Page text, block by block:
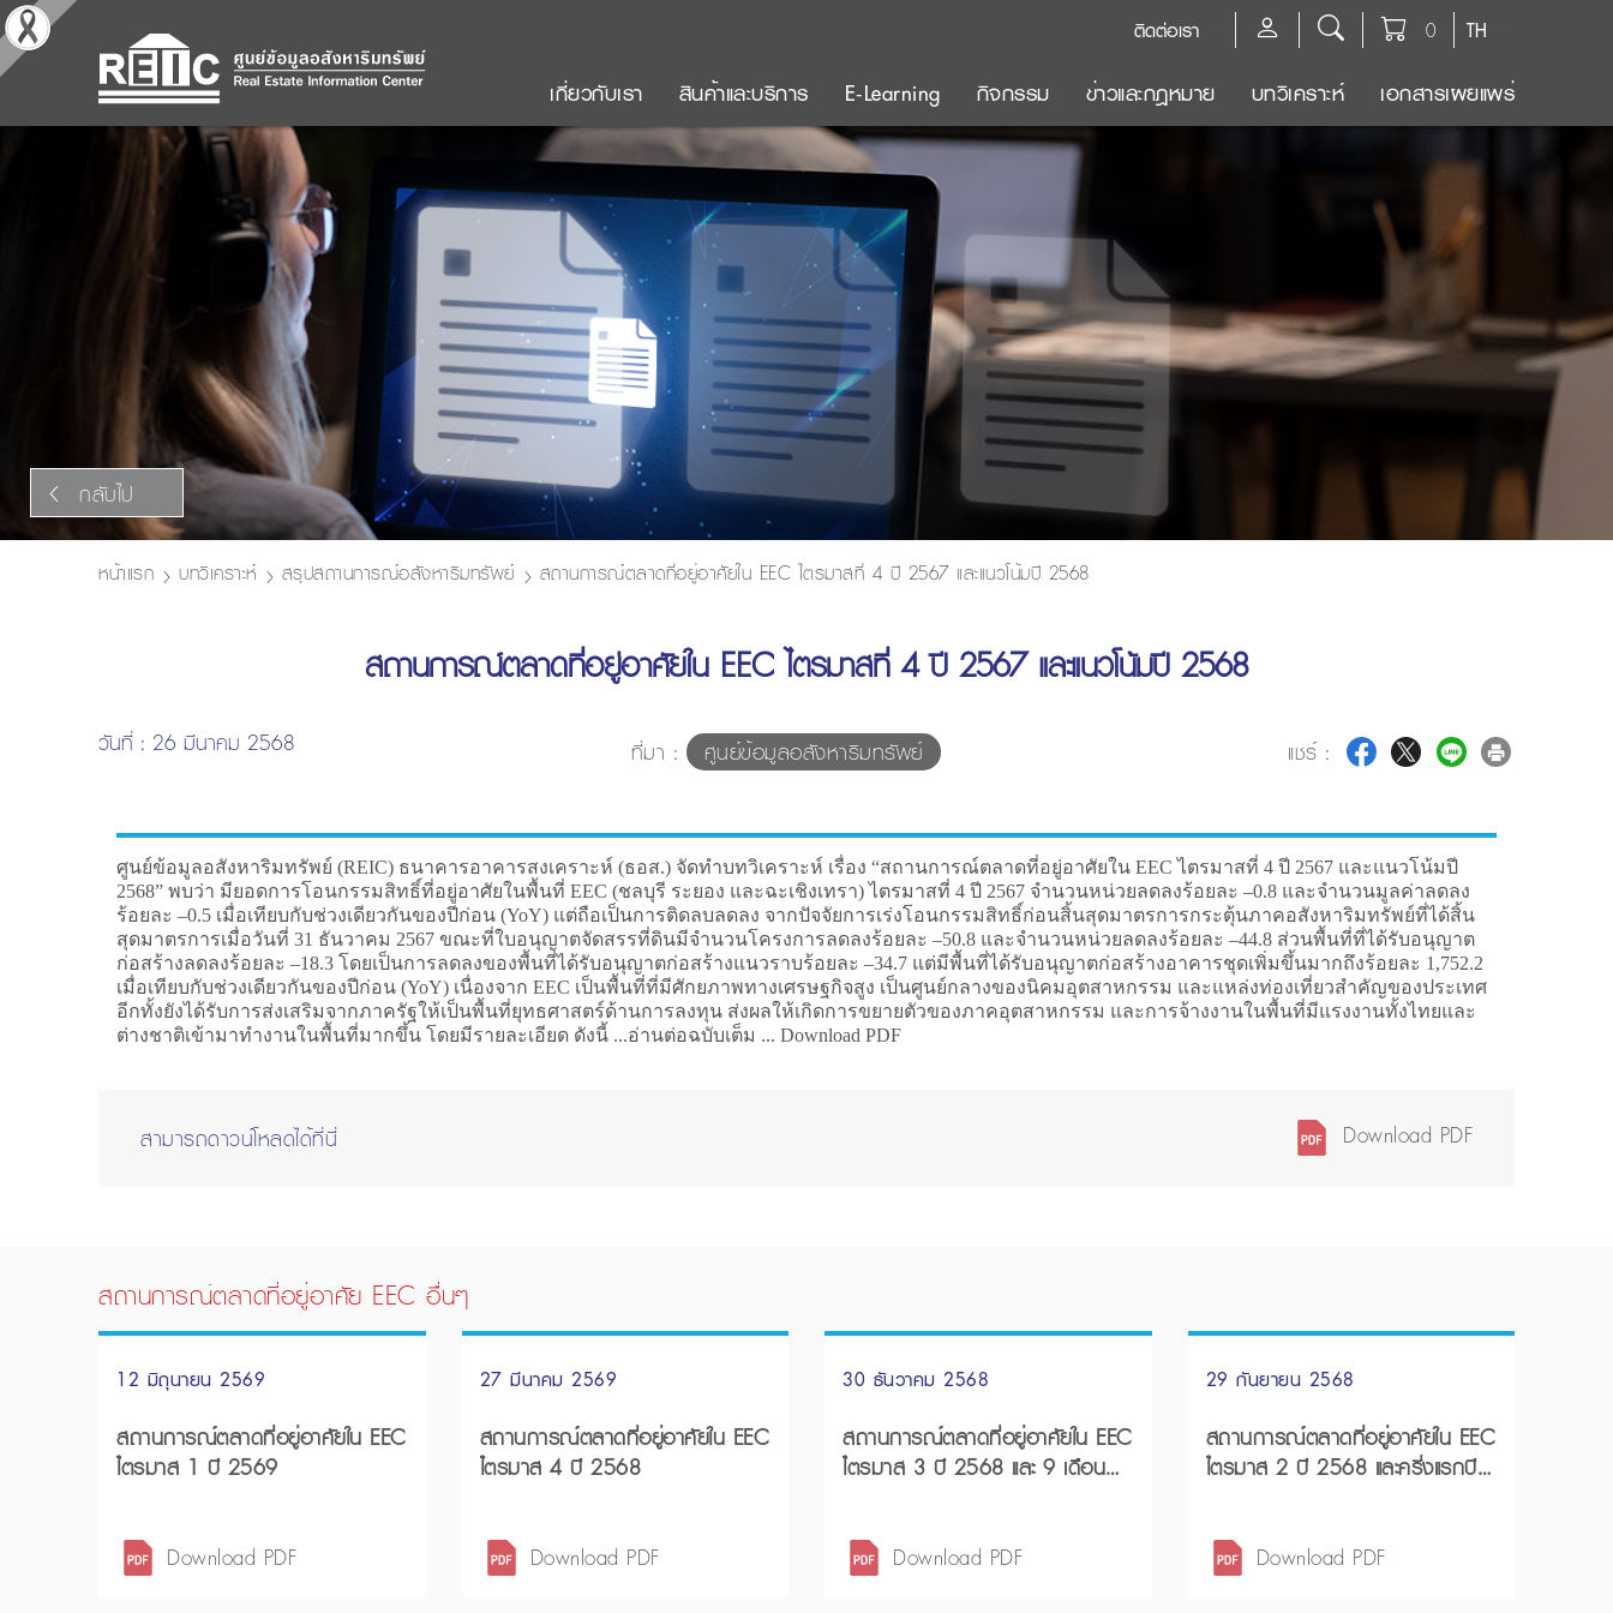
TH
0
ติดต่อเรา
เกี่ยวกับเรา สินค้าและบริการ E-Learning กิจกรรม ข่าวและกฎหมาย บทวิเคราะห์ เอกสารเผยแพร่
กลับไป
หน้าแรก บทวิเคราะห์ สรุปสถานการณ์อสังหาริมทรัพย์ สถานการณ์ตลาดที่อยู่อาศัยใน EEC ไตรมาสที่ 4 ปี 2567 และแนวโน้มปี 2568
สถานการณ์ตลาดที่อยู่อาศัยใน EEC ไตรมาสที่ 4 ปี 2567 และแนวโน้มปี 2568
วันที่ : 26 มีนาคม 2568 ที่มา : ศูนย์ข้อมูลอสังหาริมทรัพย์ แชร์ :
ศูนย์ข้อมูลอสังหาริมทรัพย์ (REIC) ธนาคารอาคารสงเคราะห์ (ธอส.) จัดทำบทวิเคราะห์ เรื่อง “สถานการณ์ตลาดที่อยู่อาศัยใน EEC ไตรมาสที่ 4 ปี 2567 และแนวโน้มปี
2568” พบว่า มียอดการโอนกรรมสิทธิ์ที่อยู่อาศัยในพื้นที่ EEC (ชลบุรี ระยอง และฉะเชิงเทรา) ไตรมาสที่ 4 ปี 2567 จำนวนหน่วยลดลงร้อยละ –0.8 และจำนวนมูลค่าลดลง
ร้อยละ –0.5 เมื่อเทียบกับช่วงเดียวกันของปีก่อน (YoY) แต่ถือเป็นการติดลบลดลง จากปัจจัยการเร่งโอนกรรมสิทธิ์ก่อนสิ้นสุดมาตรการกระตุ้นภาคอสังหาริมทรัพย์ที่ได้สิ้น
สุดมาตรการเมื่อวันที่ 31 ธันวาคม 2567 ขณะที่ใบอนุญาตจัดสรรที่ดินมีจำนวนโครงการลดลงร้อยละ –50.8 และจำนวนหน่วยลดลงร้อยละ –44.8 ส่วนพื้นที่ที่ได้รับอนุญาต
ก่อสร้างลดลงร้อยละ –18.3 โดยเป็นการลดลงของพื้นที่ได้รับอนุญาตก่อสร้างแนวราบร้อยละ –34.7 แต่มีพื้นที่ได้รับอนุญาตก่อสร้างอาคารชุดเพิ่มขึ้นมากถึงร้อยละ 1,752.2
เมื่อเทียบกับช่วงเดียวกันของปีก่อน (YoY) เนื่องจาก EEC เป็นพื้นที่ที่มีศักยภาพทางเศรษฐกิจสูง เป็นศูนย์กลางของนิคมอุตสาหกรรม และแหล่งท่องเที่ยวสำคัญของประเทศ
อีกทั้งยังได้รับการส่งเสริมจากภาครัฐให้เป็นพื้นที่ยุทธศาสตร์ด้านการลงทุน ส่งผลให้เกิดการขยายตัวของภาคอุตสาหกรรม และการจ้างงานในพื้นที่มีแรงงานทั้งไทยและ
ต่างชาติเข้ามาทำงานในพื้นที่มากขึ้น โดยมีรายละเอียด ดังนี้ ...อ่านต่อฉบับเต็ม ... Download PDF
สามารถดาวน์โหลดได้ที่นี่ Download PDF
สถานการณ์ตลาดที่อยู่อาศัย EEC อื่นๆ
12 มิถุนายน 2569
สถานการณ์ตลาดที่อยู่อาศัยใน EEC
ไตรมาส 1 ปี 2569
Download PDF
27 มีนาคม 2569
สถานการณ์ตลาดที่อยู่อาศัยใน EEC
ไตรมาส 4 ปี 2568
Download PDF
30 ธันวาคม 2568
สถานการณ์ตลาดที่อยู่อาศัยใน EEC
ไตรมาส 3 ปี 2568 และ 9 เดือน
Download PDF
29 กันยายน 2568
สถานการณ์ตลาดที่อยู่อาศัยใน EEC
ไตรมาส 2 ปี 2568 และครึ่งแรกปี
Download PDF